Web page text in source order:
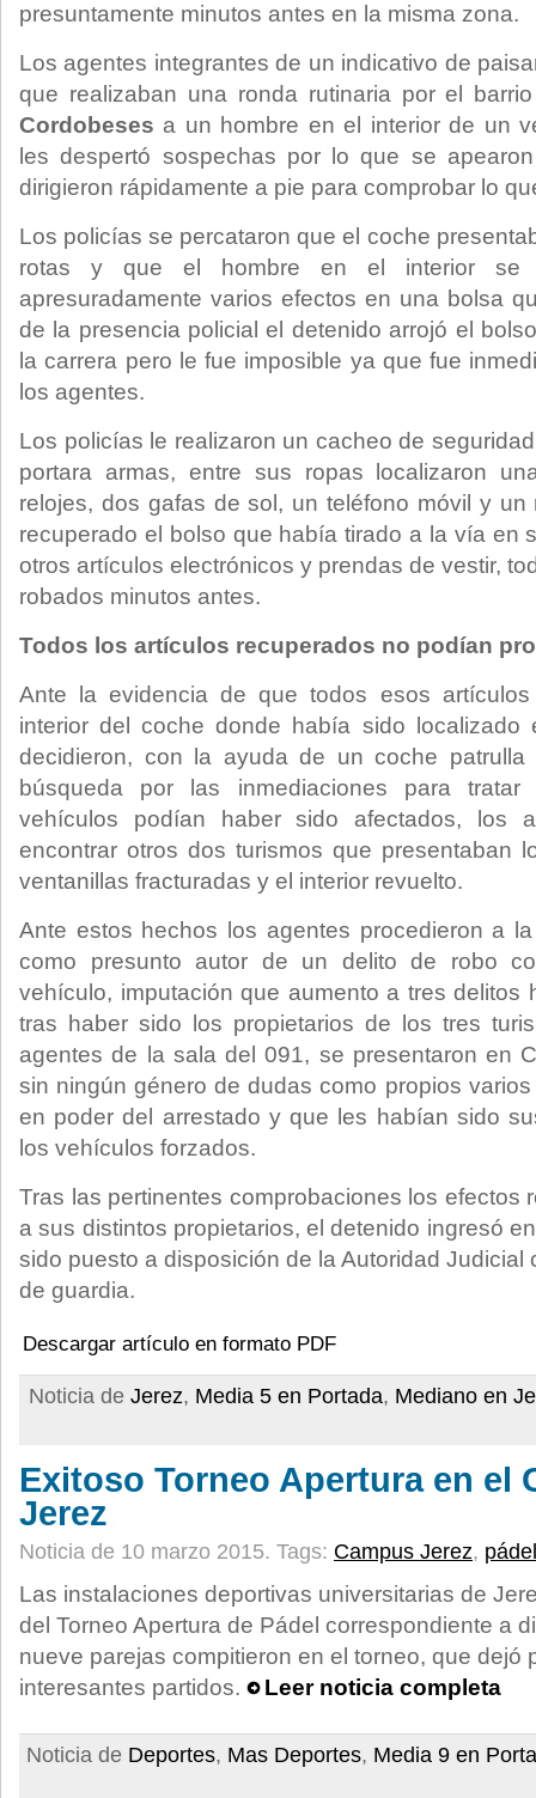
presuntamente minutos antes en la misma zona.
Los agentes integrantes de un indicativo de
que realizaban una ronda rutinaria por el
Cordobeses a un hombre en el interior de un
les despertó sospechas por lo que se
dirigieron rápidamente a pie para comprobar lo
Los policías se percataron que el coche
rotas y que el hombre en el interior se
apresuradamente varios efectos en una bolsa
de la presencia policial el detenido arrojó el
la carrera pero le fue imposible ya que fue
los agentes.
Los policías le realizaron un cacheo de
portara armas, entre sus ropas localizaron
relojes, dos gafas de sol, un teléfono móvil y
recuperado el bolso que había tirado a la vía en
otros artículos electrónicos y prendas de vestir,
robados minutos antes.
Todos los artículos recuperados no podían
Ante la evidencia de que todos esos
interior del coche donde había sido localizado
decidieron, con la ayuda de un coche patrulla
búsqueda por las inmediaciones para
vehículos podían haber sido afectados, los
encontrar otros dos turismos que presentaban
ventanillas fracturadas y el interior revuelto.
Ante estos hechos los agentes procedieron a
como presunto autor de un delito de robo
vehículo, imputación que aumento a tres delitos
tras haber sido los propietarios de los tres
agentes de la sala del 091, se presentaron en
sin ningún género de dudas como propios
en poder del arrestado y que les habían sido
los vehículos forzados.
Tras las pertinentes comprobaciones los efectos
a sus distintos propietarios, el detenido ingresó
sido puesto a disposición de la Autoridad Judicial
de guardia.
Descargar artículo en formato PDF
Noticia de Jerez, Media 5 en Portada, Mediano en
Exitoso Torneo Apertura en el
Jerez
Noticia de 10 marzo 2015. Tags: Campus Jerez, pádel
Las instalaciones deportivas universitarias de
del Torneo Apertura de Pádel correspondiente a
nueve parejas compitieron en el torneo, que dejó
interesantes partidos.
Leer noticia completa
Noticia de Deportes, Mas Deportes, Media 9 en